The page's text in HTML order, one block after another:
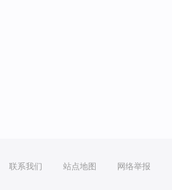
联系我们 站点地图 网络举报